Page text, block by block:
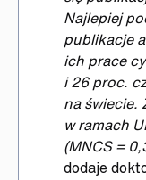
Najlepiej
publikacje
ich prace
i 26 proc.
na świecie.
w ramach
(MNCS =
dodaje